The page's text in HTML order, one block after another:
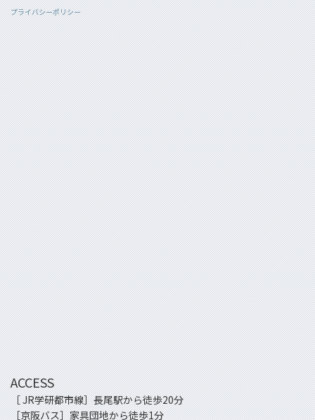
プライバシーポリシー
ACCESS
［ JR学研都市線］長尾駅から徒歩20分
［京阪バス］家具団地から徒歩1分